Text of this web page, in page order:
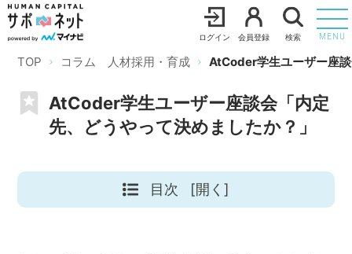
ログイン 会員登録 検索 MENU
TOP コラム 人材採用・育成 AtCoder学生ユーザー座
AtCoder学生ユーザー座談会「内定
先、どうやって決めましたか？」
目次 [開く]